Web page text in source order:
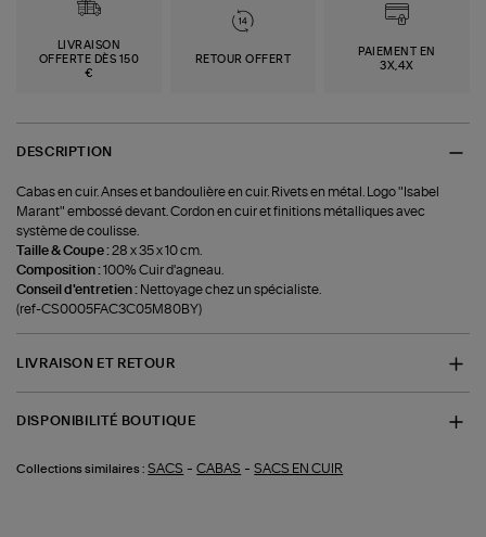
LIVRAISON
OFFERTE DÈS 150
€
RETOUR OFFERT
PAIEMENT EN
3X,4X
DESCRIPTION
Cabas en cuir. Anses et bandoulière en cuir. Rivets en métal. Logo "Isabel
Marant" embossé devant. Cordon en cuir et finitions métalliques avec
système de coulisse.
Taille & Coupe :28 x 35 x 10 cm.
Composition :100% Cuir d'agneau.
Conseil d'entretien : Nettoyage chez un spécialiste.
(ref-CS0005FAC3C05M80BY)
LIVRAISON ET RETOUR
DISPONIBILITÉ BOUTIQUE
Collections similaires : SACS -CABAS -SACS EN CUIR